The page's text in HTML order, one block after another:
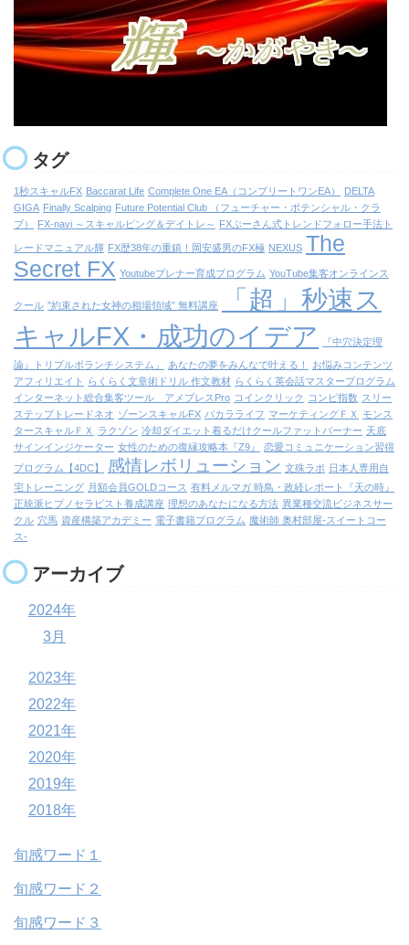
タグ
1秒スキャルFX Baccarat Life Complete One EA（コンプリートワンEA）
DELTA
GIGA Finally Scalping Future Potential Club （フューチャー・ポテンシャル・クラ
ブ）
FX-navi ～スキャルピング＆デイトレ～ FXぷーさん式トレンドフォロー手法ト
レードマニュアル輝 FX歴38年の重鎮！岡安盛男のFX極 NEXUS The
Secret FX Youtubeプレナー育成プログラム YouTube集客オンラインス
クール ”約束された女神の相場領域” 無料講座
「超」秒速ス
キャルFX・成功のイデア
『中穴決定理
論』トリプルボランチシステム」 あなたの夢をみんなで叶える！
お悩みコンテンツ
アフィリエイト
らくらく文章術ドリル 作文教材 らくらく英会話マスタープログラム
インターネット総合集客ツール アメプレスPro コインクリック コンピ指数 スリー
ステップトレードネオ ゾーンスキャルFX バカラライフ マーケティングＦＸ
モンス
タースキャルＦＸ
ラクゾン 冷却ダイエット着るだけクールファットバーナー 天底
サインインジケーター 女性のための復縁攻略本『Z9』
恋愛コミュニケーション習得
プログラム【4DC】
感情レボリューション 文殊ラボ 日本人専用自
宅トレーニング 月額会員GOLDコース 有料メルマガ 時鳥・政経レポート『天の時』
正統派ヒプノセラピスト養成講座 理想のあなたになる方法 異業種交流ビジネスサー
クル 穴馬 資産構築アカデミー 電子書籍プログラム 魔術師 奥村部屋-スイートコー
ス-
アーカイブ
2024年
3月
2023年
2022年
2021年
2020年
2019年
2018年
旬感ワード１
旬感ワード２
旬感ワード３